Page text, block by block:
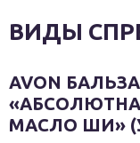
ВИДЫ
AVON
МАСЛО ШИ»